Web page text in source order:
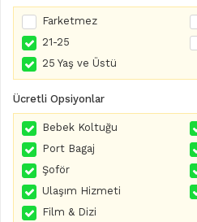
Farketmez
21-25
25 Yaş ve Üstü
Ücretli Opsiyonlar
Bebek Koltuğu
Port Bagaj
Şoför
Ulaşım Hizmeti
Film & Dizi